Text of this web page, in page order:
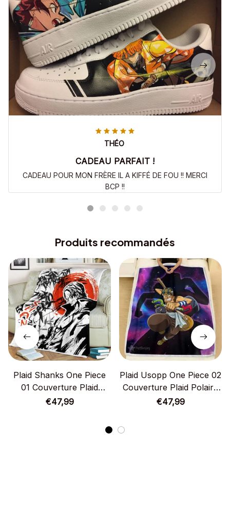
THÉO
CADEAU PARFAIT !
CADEAU POUR MON FRÈRE IL A KIFFÉ DE FOU !! MERCI
BCP !!
Produits recommandés
Plaid Shanks One Piece
01 Couverture Plaid
Polaire Plaid Canapé
€47,99
Plaid Usopp One Piece 02
Couverture Plaid Polaire
Plaid Canapé
€47,99